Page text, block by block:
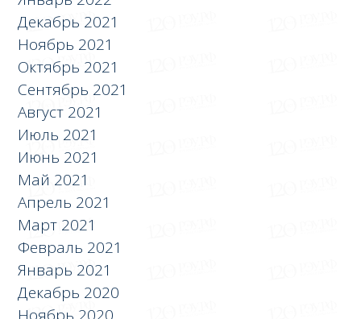
Декабрь 2021
Ноябрь 2021
Октябрь 2021
Сентябрь 2021
Август 2021
Июль 2021
Июнь 2021
Май 2021
Апрель 2021
Март 2021
Февраль 2021
Январь 2021
Декабрь 2020
Ноябрь 2020